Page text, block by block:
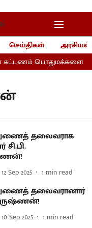
செய்திகள்
அரசியல்
கட்டணம் பொதுமக்களைப்
துணைத் தலைவராக
சி.பி.
12 Sep 2025 1 min read
துணைத் தலைவரானார்
10 Sep 2025 1 min read